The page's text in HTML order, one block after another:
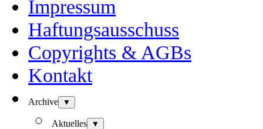
Impressum
Haftungsausschuss
Copyrights & AGBs
Kontakt
Archive ▼
Aktuelles ▼